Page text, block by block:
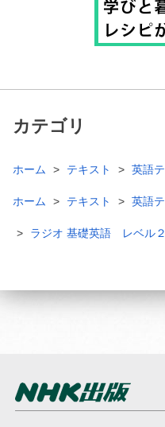
カテゴリ
ホーム テキスト 英語
ホーム テキスト 英語
ラジオ 基礎英語 レベル２